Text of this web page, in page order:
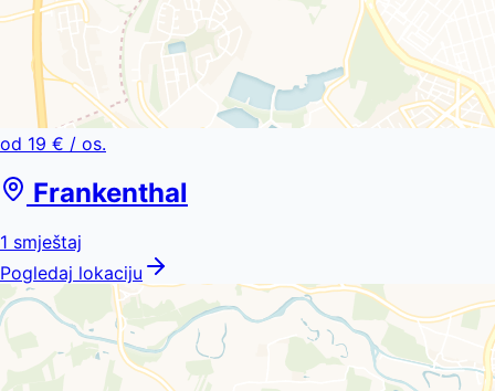
od 19 € / os.
Frankenthal
1 smještaj
Pogledaj lokaciju